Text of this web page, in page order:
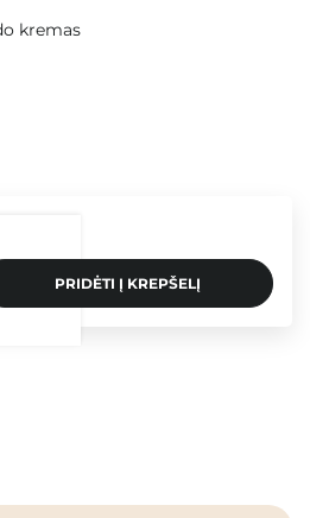
PRIDĖTI Į KREPŠELĮ
kremas